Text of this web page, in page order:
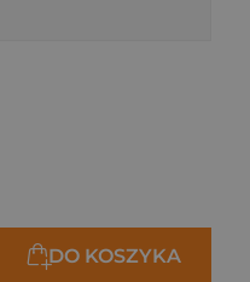
DO KOSZYKA